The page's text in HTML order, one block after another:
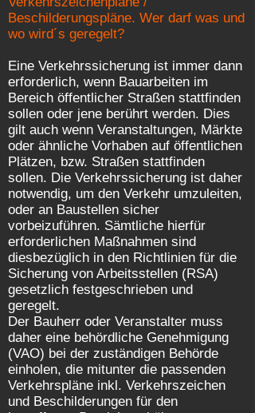
Beschilderungspläne. Wer darf was und
wo wird´s geregelt?
Eine Verkehrssicherung ist immer dann
erforderlich, wenn Bauarbeiten im
Bereich öffentlicher Straßen stattfinden
sollen oder jene berührt werden. Dies
gilt auch wenn Veranstaltungen, Märkte
oder ähnliche Vorhaben auf öffentlichen
Plätzen, bzw. Straßen stattfinden
sollen. Die Verkehrssicherung ist daher
notwendig, um den Verkehr umzuleiten,
oder an Baustellen sicher
vorbeizuführen. Sämtliche hierfür
erforderlichen Maßnahmen sind
diesbezüglich in den Richtlinien für die
Sicherung von Arbeitsstellen (RSA)
gesetzlich festgeschrieben und
geregelt.
Der Bauherr oder Veranstalter muss
daher eine behördliche Genehmigung
(VAO) bei der zuständigen Behörde
einholen, die mitunter die passenden
Verkehrspläne inkl. Verkehrszeichen
und Beschilderungen für den